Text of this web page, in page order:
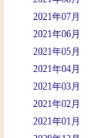
2021年07月
2021年06月
2021年05月
2021年04月
2021年03月
2021年02月
2021年01月